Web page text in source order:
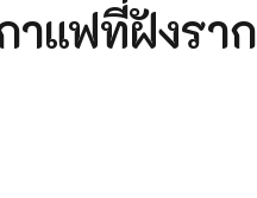
แฟที่ฝังราก